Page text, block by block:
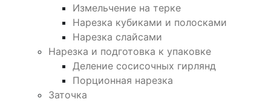
Измельчение на терке
Нарезка кубиками и полосками
Нарезка слайсами
Нарезка и подготовка к упаковке
Деление сосисочных гирлянд
Порционная нарезка
Заточка